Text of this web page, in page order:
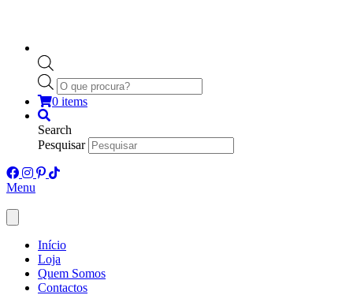
Products
search
0 items
Search
Pesquisar
Menu
Início
Loja
Quem Somos
Contactos